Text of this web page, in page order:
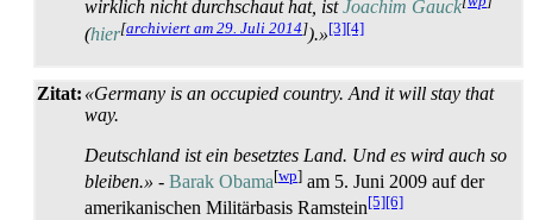
wirklich nicht durchschaut hat, istJoachim Gauck
(hier[archiviert am 29. Juli 2014]).»[3][4]
Zitat: «Germany is an occupied country. And it will stay that
way.
Deutschland ist ein besetztes Land. Und es wird auch so
bleiben.» - Barak Obama[wp] am 5. Juni 2009 auf der
amerikanischen Militärbasis Ramstein[5][6]